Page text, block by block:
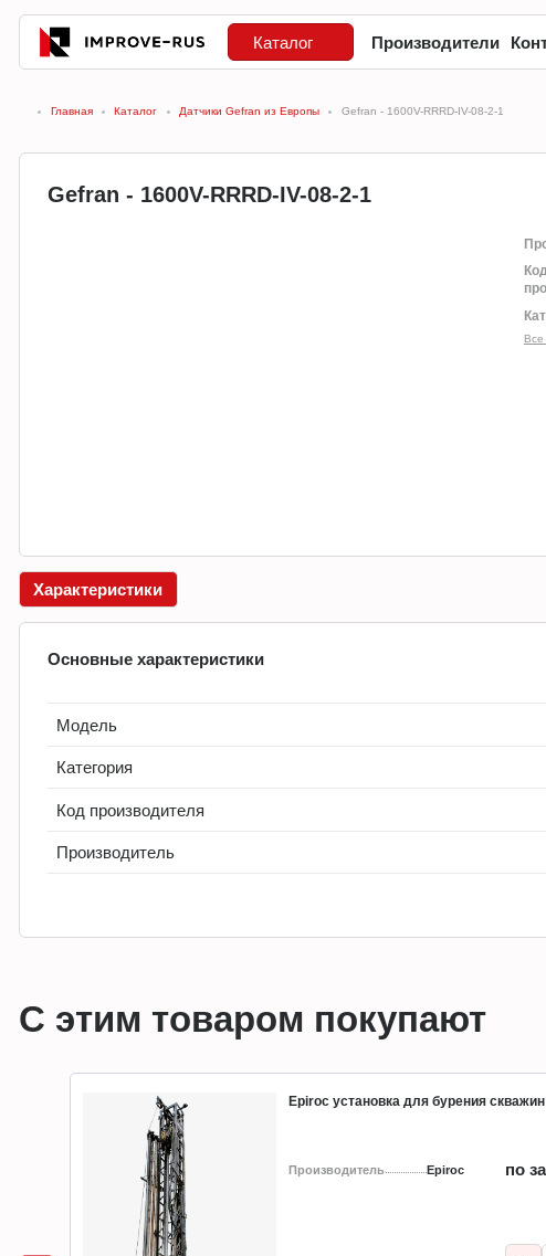
Каталог Производители
Главная Каталог Датчики Gefran из Европы Gefran - 1600V-RRRD-IV-08-2-1
Gefran - 1600V-RRRD-IV-08-2-1
Код
Все
Характеристики
Основные характеристики
Модель
Категория
Код производителя
Производитель
С этим товаром покупают
Epiroc установка для бурения
Производитель Epiroc по